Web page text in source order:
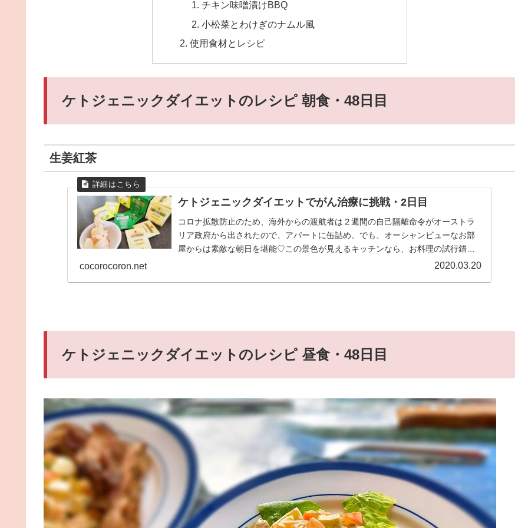
チキン味噌漬けBBQ
小松菜とわけぎのナムル風
使用食材とレシピ
ケトジェニックダイエットのレシピ 朝食・48日目
生姜紅茶
ケトジェニックダイエットでがん治療に挑戦・2日目
コロナ拡散防止のため、海外からの渡航者は２週間の自己隔離命令がオーストラ
リア政府から出されたので、アパートに缶詰め。でも、オーシャンビューなお部
屋からは素敵な朝日を堪能♡この景色が見えるキッチンなら、お料理の試行錯誤
cocorocoron.net 2020.03.20
ケトジェニックダイエットのレシピ 昼食・48日目